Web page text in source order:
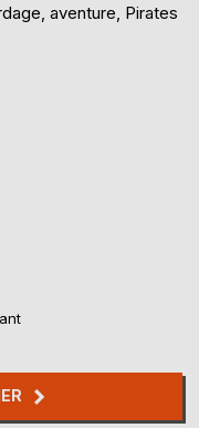
aventure, Pirates